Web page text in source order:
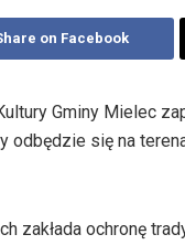
on Facebook
Gminy Mielec
odbędzie się na
zakłada ochronę